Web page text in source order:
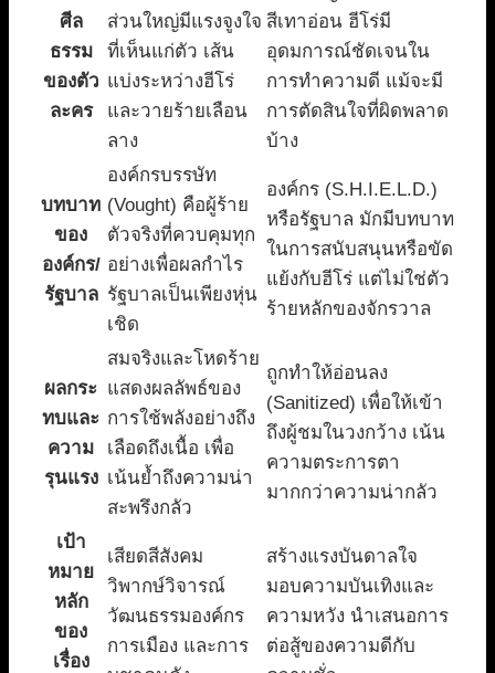
ศีล
ธรรม
ของตัว
ละคร
ส่วนใหญ่มีแรงจูงใจ
ที่เห็นแก่ตัว เส้น
แบ่งระหว่างฮีโร่
และวายร้ายเลือน
ลาง
สีเทาอ่อน ฮีโร่มี
อุดมการณ์ชัดเจนใน
การทำความดี แม้จะมี
การตัดสินใจที่ผิดพลาด
บ้าง
บทบาท
ของ
องค์กร/
รัฐบาล
องค์กรบรรษัท
(Vought) คือผู้ร้าย
ตัวจริงที่ควบคุมทุก
อย่างเพื่อผลกำไร
รัฐบาลเป็นเพียงหุ่น
เชิด
องค์กร (S.H.I.E.L.D.)
หรือรัฐบาล มักมีบทบาท
ในการสนับสนุนหรือขัด
แย้งกับฮีโร่ แต่ไม่ใช่ตัว
ร้ายหลักของจักรวาล
ผลกระ
ทบและ
ความ
รุนแรง
สมจริงและโหดร้าย
แสดงผลลัพธ์ของ
การใช้พลังอย่างถึง
เลือดถึงเนื้อ เพื่อ
เน้นย้ำถึงความน่า
สะพรึงกลัว
ถูกทำให้อ่อนลง
(Sanitized) เพื่อให้เข้า
ถึงผู้ชมในวงกว้าง เน้น
ความตระการตา
มากกว่าความน่ากลัว
เป้า
หมาย
หลัก
ของ
เรื่อง
เสียดสีสังคม
วิพากษ์วิจารณ์
วัฒนธรรมองค์กร
การเมือง และการ
สร้างแรงบันดาลใจ
มอบความบันเทิงและ
ความหวัง นำเสนอการ
ต่อสู้ของความดีกับ